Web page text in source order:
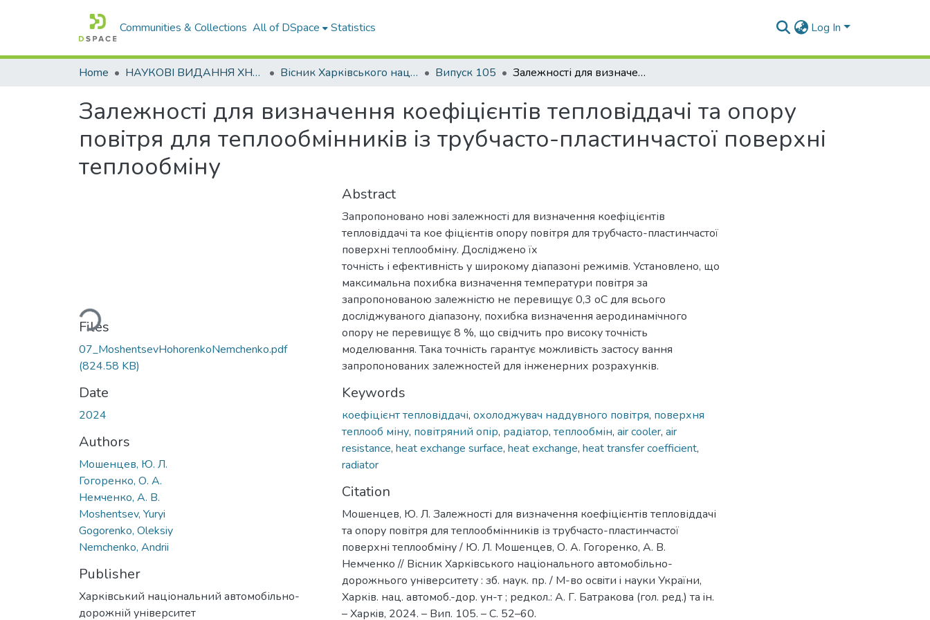
Communities & Collections All of DSpace Statistics Log In
Home НАУКОВІ ВИДАННЯ ХНАДУ Вісник Харківського національного автомобільно-дорожнього університету / Вестник Харьковского национального автомобильно-дорожного университета Випуск 105 Залежності для визначення коефіцієнтів тепловіддачі та опору повітря для теплообмінників із трубчасто-пластинчастої поверхні теплообміну
Залежності для визначення коефіцієнтів тепловіддачі та опору
повітря для теплообмінників із трубчасто-пластинчастої поверхні
теплообміну
Loading...
Files
07_MoshentsevHohorenkoNemchenko.pdf
(824.58 KB)
Date
2024
Authors
Мошенцев, Ю. Л.
Гогоренко, О. А.
Немченко, А. В.
Moshentsev, Yuryi
Gogorenko, Oleksiy
Nemchenko, Andrii
Publisher
Харківський національний автомобільно-
дорожній університет
Abstract
Запропоновано нові залежності для визначення коефіцієнтів
тепловіддачі та кое фіцієнтів опору повітря для трубчасто-пластинчастої
поверхні теплообміну. Досліджено їх
точність і ефективність у широкому діапазоні режимів. Установлено, що
максимальна похибка визначення температури повітря за
запропонованою залежністю не перевищує 0,3 oC для всього
досліджуваного діапазону, похибка визначення аеродинамічного
опору не перевищує 8 %, що свідчить про високу точність
моделювання. Така точність гарантує можливість застосу вання
запропонованих залежностей для інженерних розрахунків.
Keywords
коефіцієнт тепловіддачі, охолоджувач наддувного повітря, поверхня
теплооб міну, повітряний опір, радіатор, теплообмін, air cooler, air
resistance, heat exchange surface, heat exchange, heat transfer coefficient,
radiator
Citation
Мошенцев, Ю. Л. Залежності для визначення коефіцієнтів тепловіддачі
та опору повітря для теплообмінників із трубчасто-пластинчастої
поверхні теплообміну / Ю. Л. Мошенцев, О. А. Гогоренко, А. В.
Немченко // Вісник Харківського національного автомобільно-
дорожнього університету : зб. наук. пр. / М-во освiти i науки України,
Харків. нац. автомоб.-дор. ун-т ; редкол.: А. Г. Батракова (гол. ред.) та iн.
– Харкiв, 2024. – Вип. 105. – С. 52–60.